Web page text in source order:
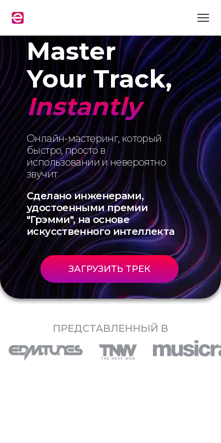
Master
Your Track,
Instantly
Онлайн-мастеринг, который
быстро, просто в
использовании и невероятно
звучит
Сделано инженерами,
удостоенными премии
"Грэмми", на основе
искусственного интеллекта
ЗАГРУЗИТЬ ТРЕК
ПРЕДСТАВЛЕННЫЙ В